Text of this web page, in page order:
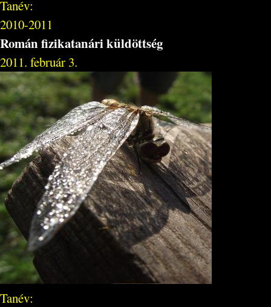
Tanév:
2010-2011
Román fizikatanári küldöttség
2011. február 3.
Tanév: